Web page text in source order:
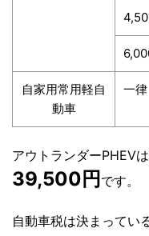
自家用常用軽自
動車
一律
アウトランダーPHEV
39,500円 です。
自動車税は決まってい